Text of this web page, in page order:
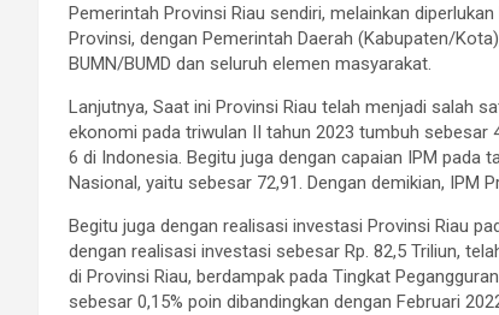
Pemerintah Provinsi Riau sendiri, melainkan
Provinsi, dengan Pemerintah Daerah (Kabupaten/
BUMN/BUMD dan seluruh elemen masyarakat.
Lanjutnya, Saat ini Provinsi Riau telah menjadi salah
ekonomi pada triwulan II tahun 2023 tumbuh sebesar
6 di Indonesia. Begitu juga dengan capaian IPM pada
Nasional, yaitu sebesar 72,91. Dengan demikian, IPM
Begitu juga dengan realisasi investasi Provinsi Riau
dengan realisasi investasi sebesar Rp. 82,5 Triliun,
di Provinsi Riau, berdampak pada Tingkat
sebesar 0,15% poin dibandingkan dengan Februari